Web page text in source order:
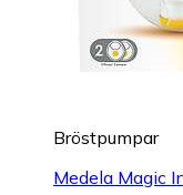
Bröstpumpar
Medela Magic